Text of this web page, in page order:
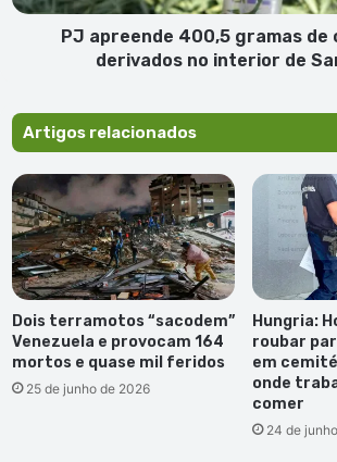
no
PJ apreende 400,5 gramas de
derivados no interior de
Artigos relacionados
Dois terramotos “sacodem”
Venezuela e provocam 164
mortos e quase mil feridos
25 de junho de 2026
Hungria:
roubar
em
onde
comer
24 de